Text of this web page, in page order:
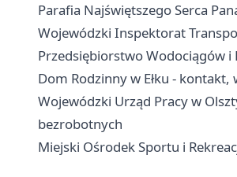
Parafia Najświętszego Serca
Wojewódzki Inspektorat
Przedsiębiorstwo Wodociągów i
Dom Rodzinny w Ełku -
Wojewódzki Urząd Pracy w
bezrobotnych
Miejski Ośrodek Sportu i